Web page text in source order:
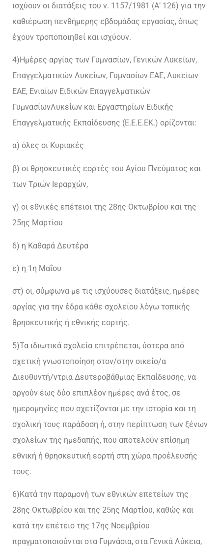
ισχύουν οι διατάξεις του ν. 1157/1981 (Α’ 126) για την
καθιέρωση πενθήμερης εβδομάδας εργασίας, όπως
έχουν τροποποιηθεί και ισχύουν.
4)Ημέρες αργίας των Γυμνασίων, Γενικών Λυκείων,
Επαγγελματικών Λυκείων, Γυμνασίων ΕΑΕ, Λυκείων
ΕΑΕ, Ενιαίων Ειδικών Επαγγελματικών
ΓυμνασίωνΛυκείων και Εργαστηρίων Ειδικής
Επαγγελματικής Εκπαίδευσης (Ε.Ε.Ε.ΕΚ.) ορίζονται:
α) όλες οι Κυριακές
β) οι θρησκευτικές εορτές του Αγίου Πνεύματος και
των Τριών Ιεραρχών,
γ) οι εθνικές επέτειοι της 28ης Οκτωβρίου και της
25ης Μαρτίου
δ) η Καθαρά Δευτέρα
ε) η 1η Μαΐου
στ) οι, σύμφωνα με τις ισχύουσες διατάξεις, ημέρες
αργίας για την έδρα κάθε σχολείου λόγω τοπικής
θρησκευτικής ή εθνικής εορτής.
5)Τα ιδιωτικά σχολεία επιτρέπεται, ύστερα από
σχετική γνωστοποίηση στον/στην οικείο/α
Διευθυντή/ντρια Δευτεροβάθμιας Εκπαίδευσης, να
αργούν έως δύο επιπλέον ημέρες ανά έτος, σε
ημερομηνίες που σχετίζονται με την ιστορία και τη
σχολική τους παράδοση ή, στην περίπτωση των ξένων
σχολείων της ημεδαπής, που αποτελούν επίσημη
εθνική ή θρησκευτική εορτή στη χώρα προέλευσής
τους.
6)Κατά την παραμονή των εθνικών επετείων της
28ης Οκτωβρίου και της 25ης Μαρτίου, καθώς και
κατά την επέτειο της 17ης Νοεμβρίου
πραγματοποιούνται στα Γυμνάσια, στα Γενικά Λύκεια,